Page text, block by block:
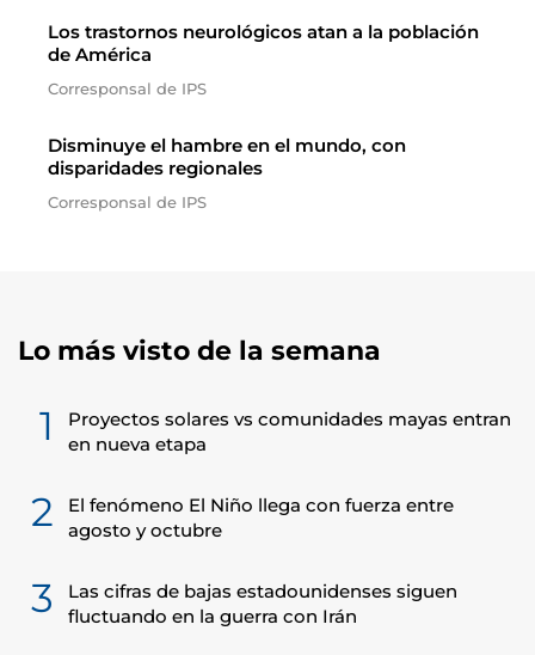
Los trastornos neurológicos atan a la población
de América
Corresponsal de IPS
Disminuye el hambre en el mundo, con
disparidades regionales
Corresponsal de IPS
Lo más visto de la semana
1
Proyectos solares vs comunidades mayas entran
en nueva etapa
2
El fenómeno El Niño llega con fuerza entre
agosto y octubre
3
Las cifras de bajas estadounidenses siguen
fluctuando en la guerra con Irán